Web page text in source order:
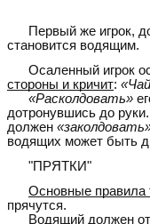
Первый же игрок,
становится водящим.
Осаленный игрок
стороны и кричит:
«Расколдовать»
дотронувшись до
должен
водящих может быть
"ПРЯТКИ"
Основные правила
прячутся.
Водящий должен